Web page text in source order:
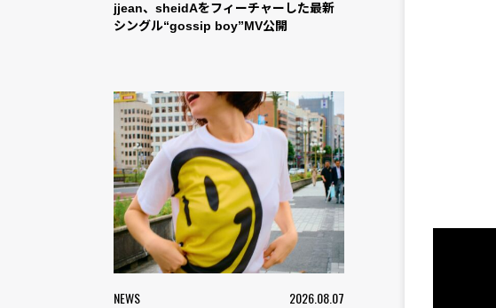
jjean、sheidAをフィーチャーした最新
シングル“gossip boy”MV公開
NEWS 2026.08.07